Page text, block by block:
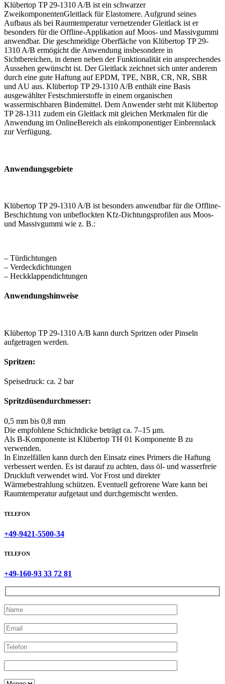
Klübertop TP 29-1310 A/B ist ein schwarzer
ZweikomponentenGleitlack für Elastomere. Aufgrund seines
Aufbaus als bei Raumtemperatur vernetzender Gleitlack ist er
besonders für die Offline-Applikation auf Moos- und Massivgummi
anwendbar. Die geschmeidige Oberfläche von Klübertop TP 29-
1310 A/B ermögicht die Anwendung insbesondere in
Sichtbereichen, in denen neben der Funktionalität ein ansprechendes
Aussehen gewünscht ist. Der Gleitlack zeichnet sich unter anderem
durch eine gute Haftung auf EPDM, TPE, NBR, CR, NR, SBR
und AU aus. Klübertop TP 29-1310 A/B enthält eine Basis
ausgewählter Festschmierstoffe in einem organischen
wassermischbaren Bindemittel. Dem Anwender steht mit Klübertop
TP 28-1311 zudem ein Gleitlack mit gleichen Merkmalen für die
Anwendung im OnlineBereich als einkomponentiger Einbrennlack
zur Verfügung.
Anwendungsgebiete
Klübertop TP 29-1310 A/B ist besonders anwendbar für die Offline-
Beschichtung von unbeflockten Kfz-Dichtungsprofilen aus Moos-
und Massivgummi wie z. B.:
– Türdichtungen
– Verdeckdichtungen
– Heckklappendichtungen
Anwendungshinweise
Klübertop TP 29-1310 A/B kann durch Spritzen oder Pinseln
aufgetragen werden.
Spritzen:
Speisedruck: ca. 2 bar
Spritzdüsendurchmesser:
0,5 mm bis 0,8 mm
Die empfohlene Schichtdicke beträgt ca. 7–15 µm.
Als B-Komponente ist Klübertop TH 01 Komponente B zu
verwenden.
In Einzelfällen kann durch den Einsatz eines Primers die Haftung
verbessert werden. Es ist darauf zu achten, dass öl- und wasserfreie
Druckluft verwendet wird. Vor Frost und direkter
Wärmebestrahlung schützen. Eventuell gefrorene Ware kann bei
Raumtemperatur aufgetaut und durchgemischt werden.
TELEFON
+49-9421-5500-34
TELEFON
+49-160-93 33 72 81